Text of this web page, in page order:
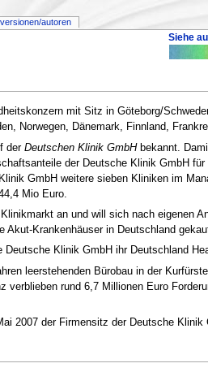
Siehe
mit Sitz in Göteborg/
Norwegen, Dänemark, Finnland,
der Deutschen Klinik GmbHbekannt.
der Deutsche Klinik GmbH
GmbH weitere sieben Kliniken im
Mio Euro.
an und will sich nach eigenen
Krankenhäuser in Deutschland
Deutsche Klinik GmbH ihr Deutschland
leerstehenden Bürobau in der
verblieben rund 6,7 Millionen Euro
2007 der Firmensitz der Deutsche
versionen/autoren